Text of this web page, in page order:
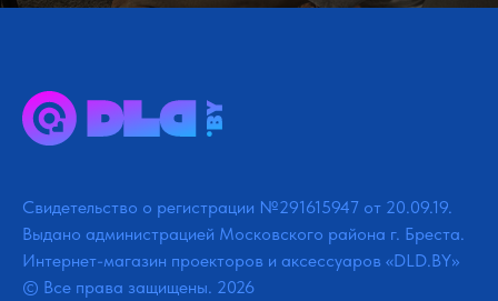
Свидетельство о регистрации №291615947 от 20.09.19.
Выдано администрацией Московского района г. Бреста.
Интернет-магазин проекторов и аксессуаров «DLD.BY»
© Все права защищены. 2026